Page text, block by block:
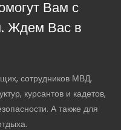
Вам с
Ждем Вас в
сотрудников МВД,
курсантов и кадетов,
А также для